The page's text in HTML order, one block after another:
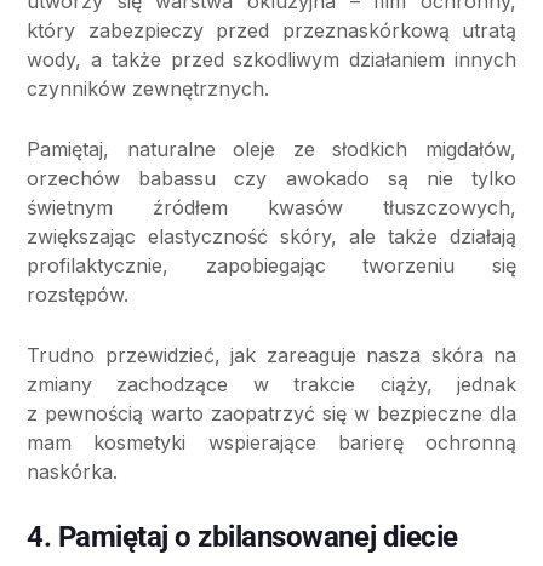
który zabezpieczy przed przeznaskórkową utratą
wody, a także przed szkodliwym działaniem innych
czynników zewnętrznych.
Pamiętaj, naturalne oleje ze słodkich migdałów,
orzechów babassu czy awokado są nie tylko
świetnym źródłem kwasów tłuszczowych,
zwiększając elastyczność skóry, ale także działają
profilaktycznie, zapobiegając tworzeniu się
rozstępów.
Trudno przewidzieć, jak zareaguje nasza skóra na
zmiany zachodzące w trakcie ciąży, jednak
z pewnością warto zaopatrzyć się w bezpieczne dla
mam kosmetyki wspierające barierę ochronną
naskórka.
4. Pamiętaj o zbilansowanej diecie